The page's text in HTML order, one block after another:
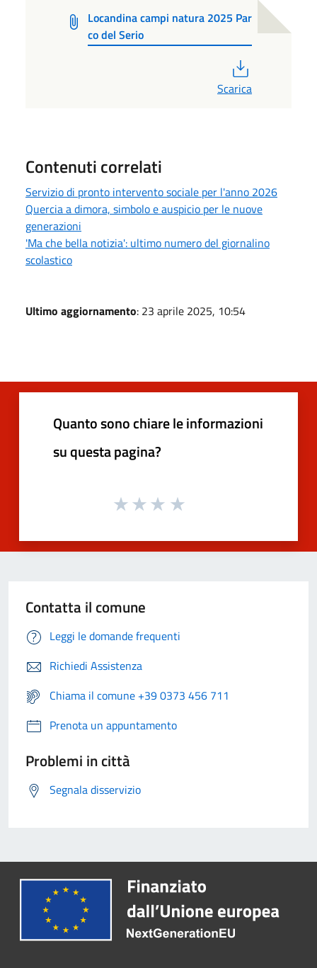
Locandina campi natura 2025 Par
co del Serio
Scarica
Contenuti correlati
Servizio di pronto intervento sociale per l'anno 2026
Quercia a dimora, simbolo e auspicio per le nuove
generazioni
'Ma che bella notizia': ultimo numero del giornalino
scolastico
Ultimo aggiornamento: 23 aprile 2025, 10:54
Quanto sono chiare le informazioni
su questa pagina?
Contatta il comune
Leggi le domande frequenti
Richiedi Assistenza
Chiama il comune +39 0373 456 711
Prenota un appuntamento
Problemi in città
Segnala disservizio